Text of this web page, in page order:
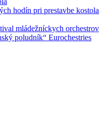
hodín pri prestavbe kostola
mládežníckych orchestrov
poludník“ Eurochestries